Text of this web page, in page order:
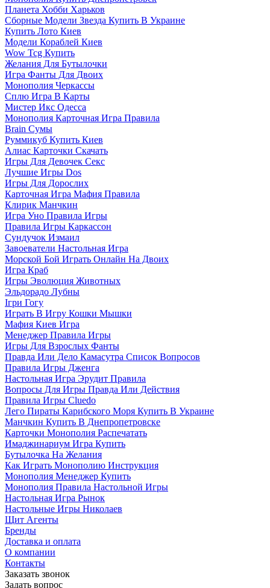
Планета Хобби Харьков
Сборные Модели Звезда Купить В Украине
Купить Лото Киев
Модели Кораблей Киев
Wow Tcg Купить
Желания Для Бутылочки
Игра Фанты Для Двоих
Монополия Черкассы
Сплю Игра В Карты
Мистер Икс Одесса
Монополия Карточная Игра Правила
Brain Сумы
Руммикуб Купить Киев
Алиас Карточки Скачать
Игры Для Девочек Секс
Лучшие Игры Dos
Игры Для Дорослих
Карточная Игра Мафия Правила
Клирик Манчкин
Игра Уно Правила Игры
Правила Игры Каркассон
Сундучок Измаил
Завоеватели Настольная Игра
Морской Бой Играть Онлайн На Двоих
Игра Краб
Игры Эволюция Животных
Эльдорадо Лубны
Ігри Гогу
Играть В Игру Кошки Мышки
Мафия Киев Игра
Менеджер Правила Игры
Игры Для Взрослых Фанты
Правда Или Дело Камасутра Список Вопросов
Правила Игры Дженга
Настольная Игра Эрудит Правила
Вопросы Для Игры Правда Или Действия
Правила Игры Cluedo
Лего Пираты Карибского Моря Купить В Украине
Манчкин Купить В Днепропетровске
Карточки Монополия Распечатать
Имаджинариум Игра Купить
Бутылочка На Желания
Как Играть Монополию Инструкция
Монополия Менеджер Купить
Монополия Правила Настольной Игры
Настольная Игра Рынок
Настольные Игры Николаев
Щит Агенты
Бренды
Доставка и оплата
О компании
Контакты
Заказать звонок
Задать вопрос